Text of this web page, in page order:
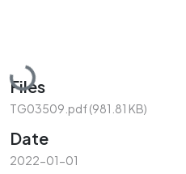
Loading...
Files
TG03509.pdf(981.81 KB)
Date
2022-01-01